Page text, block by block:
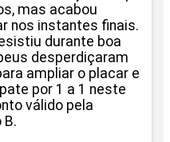
mas acabou
nos instantes finais.
durante boa
desperdiçaram
ampliar o placar e
por 1 a 1 neste
válido pela
B.